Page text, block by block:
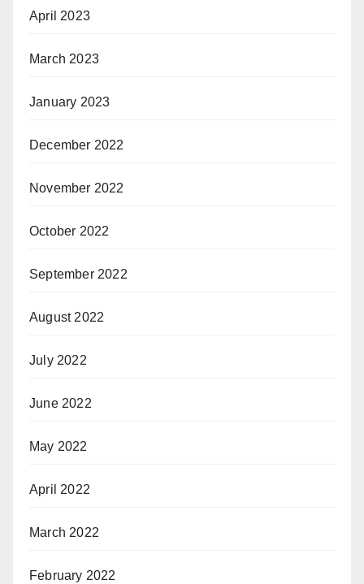
April 2023
March 2023
January 2023
December 2022
November 2022
October 2022
September 2022
August 2022
July 2022
June 2022
May 2022
April 2022
March 2022
February 2022